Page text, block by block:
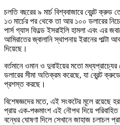
চলতি বছরের ৯ মার্চ বিশ্ববাজারে ব্রেন্ট
১৩ মার্চের পর থেকে তা আর ১০০ ডলারের
পার্স গ্যাস ফিল্ডে ইসরাইলি হামলা এবং এর
আমিরাতের জ্বালানি স্থাপনায় ইরানের
দিয়েছে।
বর্তমানে ওমান ও দুবাইয়ের মতো
ডলারের সীমা অতিক্রম করেছে, যা ব্রেন্ট
প্রশস্ত করছে।
বিশেষজ্ঞদের মতে, এই সংকটের মূলে রয়েছে
প্রায় এক-পঞ্চমাংশ এই নৌপথ দিয়ে
বন্ধের ঘোষণা দিলে সেখানে জাহাজ চলাচল